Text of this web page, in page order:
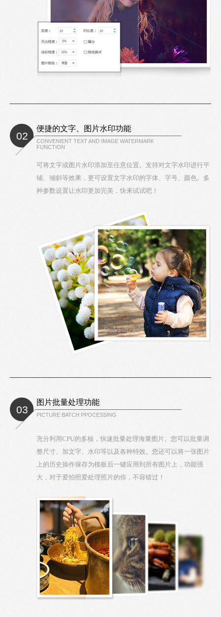
便捷的文字、图片水印功能
02
CONVENIENT TEXT AND IMAGE WATERMARK
FUNCTION
可将文字或图片水印添加至任意位置。支持对文字水印进行平
铺、倾斜等效果，更可设置文字水印的字体、字号、颜色。多
种参数设置让水印更加完美，快来试试吧！
图片批量处理功能
03 PICTURE BATCH PPOCESSING
充分利用CPU的多核，快速批量处理海量图片。您可以批量调
整尺寸、加文字、水印等以及各种特效。您还可以将一张图片
上的历史操作保存为模板后一键应用到所有图片上，功能强
大，对于爱拍照爱处理照片的你，不容错过！